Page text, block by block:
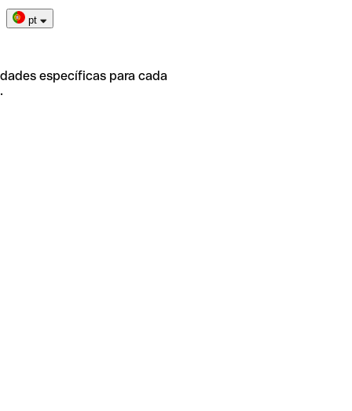
pt
específicas para cada